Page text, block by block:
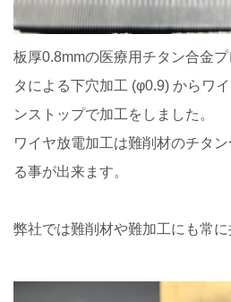
板厚0.8mmの医療用チタン合金
タによる下穴加工 (φ0.9) からワ
ンストップで加工をしました。
ワイヤ放電加工は難削材のチタ
る事が出来ます。
弊社では難削材や難加工にも常に